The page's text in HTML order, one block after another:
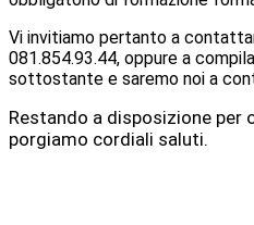
Vi invitiamo pertanto a
081.854.93.44, oppure a
sottostante e saremo noi a
Restando a disposizione per
porgiamo cordiali saluti.